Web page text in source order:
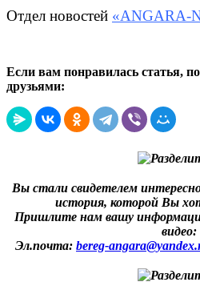
Отдел новостей «ANGARA-
Если вам понравилась статья,
друзьями:
Вы стали свидетелем
история, которой Вы
Пришлите нам вашу
видео:
Эл.почта: bereg-